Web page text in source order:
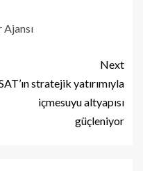
Next
stratejik yatırımıyla
içmesuyu altyapısı
güçleniyor